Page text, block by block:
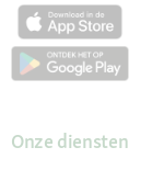
Onze diensten